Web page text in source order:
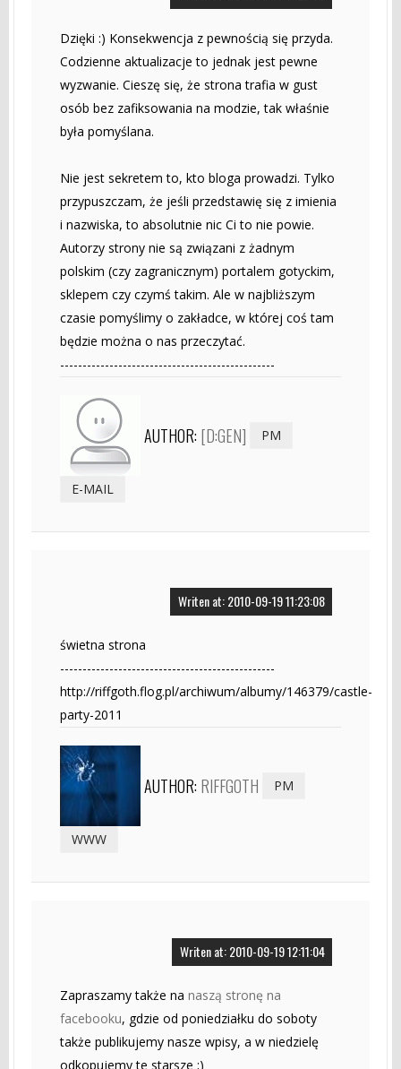
Dzięki :) Konsekwencja z pewnością się przyda.
Codzienne aktualizacje to jednak jest pewne
wyzwanie. Cieszę się, że strona trafia w gust
osób bez zafiksowania na modzie, tak właśnie
była pomyślana.
Nie jest sekretem to, kto bloga prowadzi. Tylko
przypuszczam, że jeśli przedstawię się z imienia
i nazwiska, to absolutnie nic Ci to nie powie.
Autorzy strony nie są związani z żadnym
polskim (czy zagranicznym) portalem gotyckim,
sklepem czy czymś takim. Ale w najbliższym
czasie pomyślimy o zakładce, w której coś tam
będzie można o nas przeczytać.
------------------------------------------------
AUTHOR: [D:GEN] PM
E-MAIL
Writen at: 2010-09-19 11:23:08
świetna strona
------------------------------------------------
http://riffgoth.flog.pl/archiwum/albumy/146379/castle-
party-2011
AUTHOR: RIFFGOTH PM
WWW
Writen at: 2010-09-19 12:11:04
Zapraszamy także na naszą stronę na
facebooku, gdzie od poniedziałku do soboty
także publikujemy nasze wpisy, a w niedzielę
odkopujemy te starsze ;)